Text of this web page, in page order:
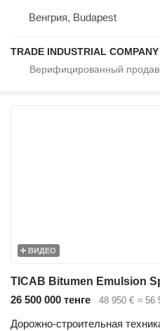
Венгрия, Budapest
TRADE INDUSTRIAL
ВИДЕО
26 500 000 тенге 48 950 € ≈ 56
Дорожно-строительная